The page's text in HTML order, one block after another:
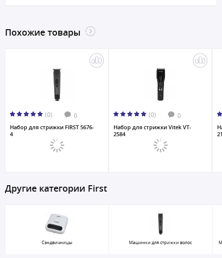
Похожие товары
(0) 0
Набор для стрижки FIRST 5676-
4
(0) 0
Набор для стрижки Vitek VT-
2584
Другие категории First
Сэндвичницы Машинки для стрижки волос